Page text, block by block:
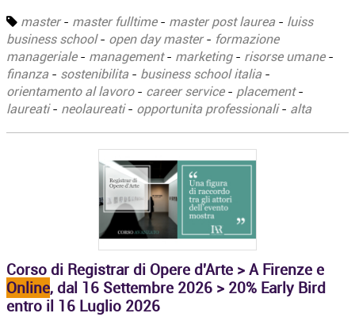
master- master fulltime- master post laurea- luiss
business school- open day master- formazione
manageriale- management- marketing- risorse umane-
finanza- sostenibilita- business school italia-
orientamento al lavoro- career service- placement-
laureati- neolaureati- opportunita professionali- alta
Corso di Registrar di Opere d'Arte > A Firenze e
Online, dal 16 Settembre 2026 > 20% Early Bird
entro il 16 Luglio 2026